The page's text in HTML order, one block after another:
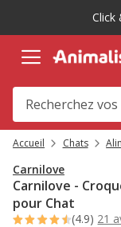
message,
Click
Accueil Chats
Carnilove
Carnilove -
pour Chat
(4.9) 21